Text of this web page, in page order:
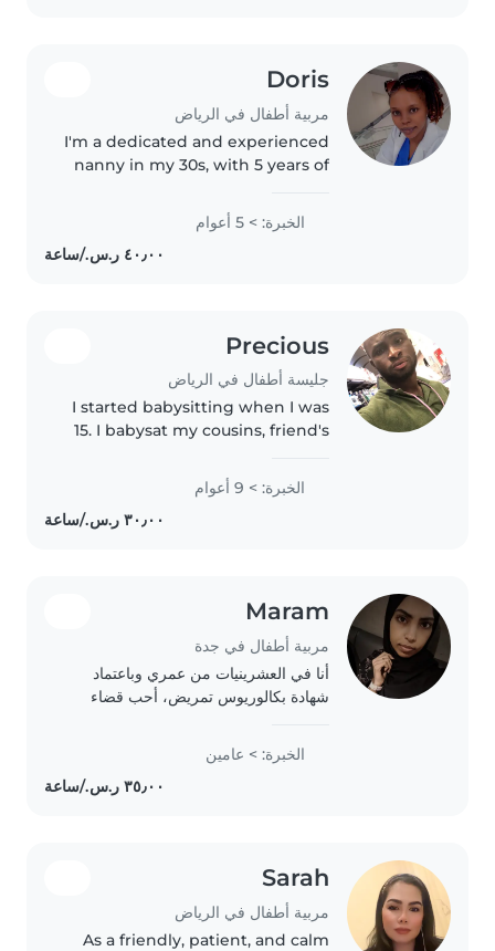
Doris
مربية أطفال في الرياض
I'm a dedicated and experienced
nanny in my 30s, with 5 years of
I speak Arabic and have a
passion for music, which I love to
share with the children..
الخبرة: > 5 أعوام
Precious
جليسة أطفال في الرياض
I started babysitting when I was
15. I babysat my cousins, friend's
children. At the moment I'm a
primary school teacher. In my
free time I would like to..
الخبرة: > 9 أعوام
Maram
مربية أطفال في جدة
أنا في العشرينيات من عمري وباعتماد
شهادة بكالوريوس تمريض، أحب قضاء
والمساعدة في تعلمهم. أحب أن أثبت
مسؤوليتكم وصبرهم في رعاية أطفالكم.
الخبرة: > عامين
Sarah
مربية أطفال في الرياض
As a friendly, patient, and calm